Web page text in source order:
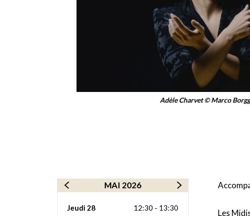
Adèle Charvet © Marco
MAI 2026
Jeudi 28 12:30 - 13:30
Les